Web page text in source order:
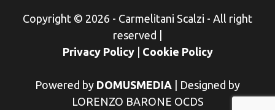
Copyright © 2026 - Carmelitani Scalzi - All right
reserved
Privacy Policy
Cookie Policy
Powered by DOMUSMEDIA
Designed by
LORENZO BARONE OCDS